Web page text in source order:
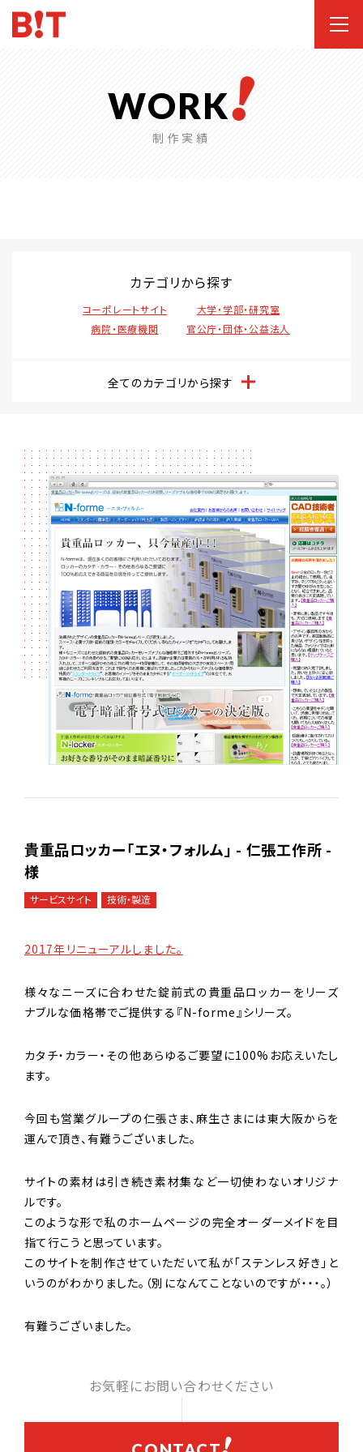
WORK
制作実績
カテゴリから探す
コーポレートサイト
大学・学部・研究室
病院・医療機関
官公庁・団体・公益法人
全てのカテゴリから探す
貴重品ロッカー「エヌ・フォルム」 - 仁張工作所 -
様
サービスサイト 技術・製造
2017年リニューアルしました。
様々なニーズに合わせた錠前式の貴重品ロッカーをリーズ
ナブルな価格帯でご提供する『N-forme』シリーズ。
カタチ・カラー・その他あらゆるご要望に100%お応えいたし
ます。
今回も営業グループの仁張さま、麻生さまには東大阪からを
運んで頂き、有難うございました。
サイトの素材は引き続き素材集など一切使わないオリジナ
ルです。
このような形で私のホームページの完全オーダーメイドを目
指て行こうと思っています。
このサイトを制作させていただいて私が「ステンレス好き」と
いうのがわかりました。（別になんてことないのですが・・・。）
有難うございました。
お気軽にお問い合わせください